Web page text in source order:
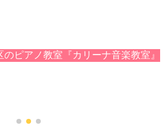
ピアノ教室『カリーナ音楽教室』